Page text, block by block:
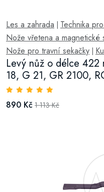
Les a zahrada Technika
Nože vřetena a magnetické
Nože pro travní sekačky
Levý nůž o délce 422
18, G 21, GR 2100,
890 Kč 1 113 Kč